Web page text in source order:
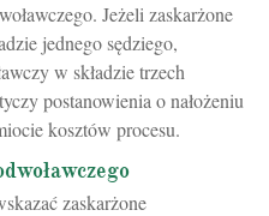
Jeżeli zaskarżone
jednego sędziego,
w składzie trzech
postanowienia o nałożeniu
kosztów procesu.
zaskarżone